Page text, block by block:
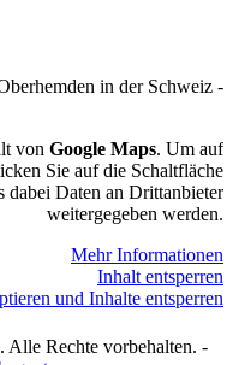
von Google Maps. Um auf
Sie auf die Schaltfläche
dabei Daten an Drittanbieter
weitergegeben werden.
Mehr Informationen
Inhalt entsperren
und Inhalte entsperren
Rechte vorbehalten. -